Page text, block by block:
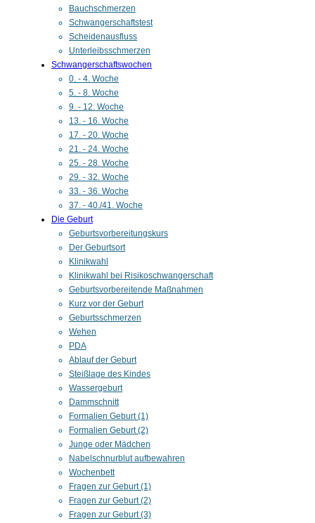
Bauchschmerzen
Schwangerschaftstest
Scheidenausfluss
Unterleibsschmerzen
Schwangerschaftswochen
0. - 4. Woche
5. - 8. Woche
9. - 12. Woche
13. - 16. Woche
17. - 20. Woche
21. - 24. Woche
25. - 28. Woche
29. - 32. Woche
33. - 36. Woche
37. - 40./41. Woche
Die Geburt
Geburtsvorbereitungskurs
Der Geburtsort
Klinikwahl
Klinikwahl bei Risikoschwangerschaft
Geburtsvorbereitende Maßnahmen
Kurz vor der Geburt
Geburtsschmerzen
Wehen
PDA
Ablauf der Geburt
Steißlage des Kindes
Wassergeburt
Dammschnitt
Formalien Geburt (1)
Formalien Geburt (2)
Junge oder Mädchen
Nabelschnurblut aufbewahren
Wochenbett
Fragen zur Geburt (1)
Fragen zur Geburt (2)
Fragen zur Geburt (3)